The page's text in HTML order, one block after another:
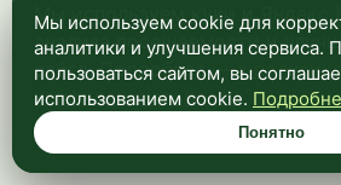
Мы используем куки и Яндекс
анализа посещаемости и
сайта. Подробнее —в
конфиденциальности.
Понятно
Мы используем cookie для
аналитики и улучшения сервиса.
пользоваться сайтом, вы
использованием cookie.
Понятно